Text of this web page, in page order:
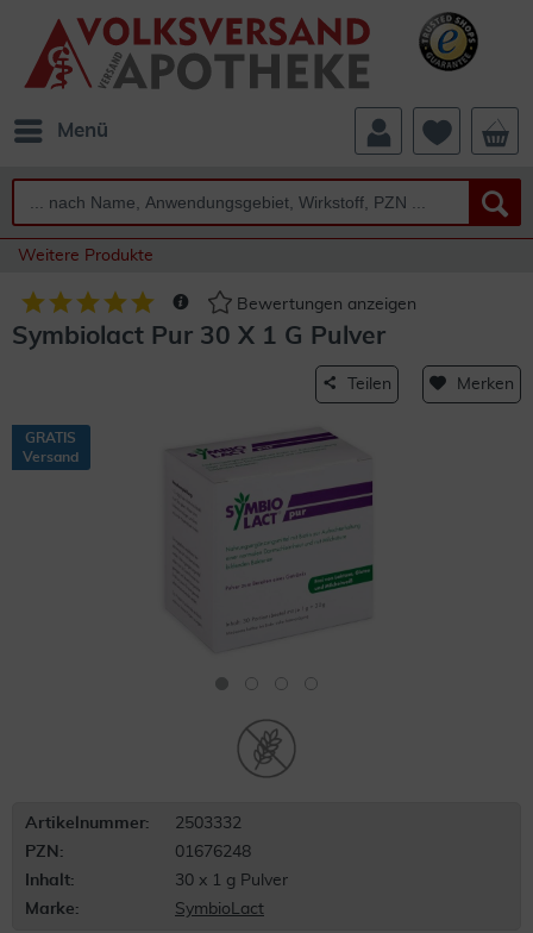
Menü
Weitere Produkte
Bewertungen anzeigen
Symbiolact Pur 30 X 1 G Pulver
Teilen Merken
GRATIS
Versand
Artikelnummer:
2503332
PZN:
01676248
Inhalt:
30 x 1 g Pulver
Marke:
SymbioLact